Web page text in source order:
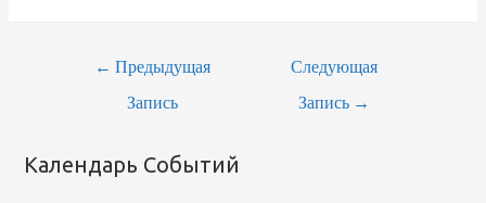
← Предыдущая
Запись
Следующая
Запись →
Календарь Событий